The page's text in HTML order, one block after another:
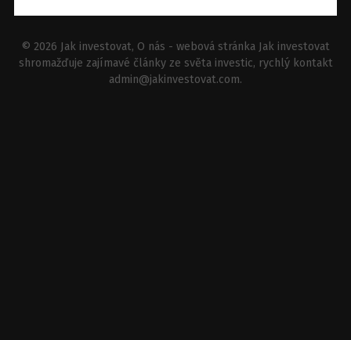
© 2026 Jak investovat, O nás - webová stránka Jak investovat
shromažďuje zajímavé články ze světa investic, rychlý kontakt
admin@jakinvestovat.com.